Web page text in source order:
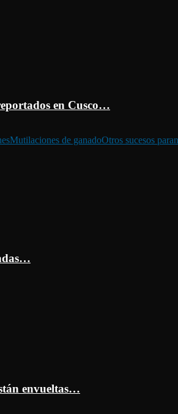
en Cusco…
Mutilaciones de ganadoOtros sucesos
envueltas…